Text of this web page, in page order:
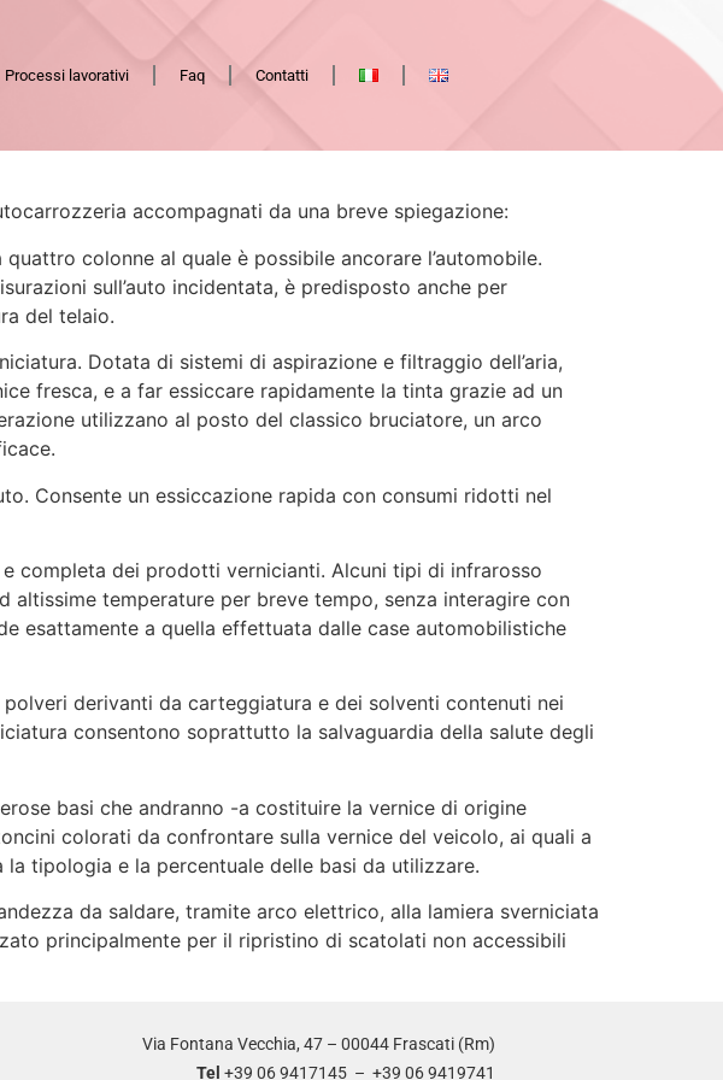
Processi lavorativi Faq Contatti
accompagnati da una breve spiegazione:
colonne al quale è possibile ancorare l’automobile.
sull’auto incidentata, è predisposto anche per
del telaio.
Dotata di sistemi di aspirazione e filtraggio dell’aria,
fresca, e a far essiccare rapidamente la tinta grazie ad un
utilizzano al posto del classico bruciatore, un arco
Consente un essiccazione rapida con consumi ridotti nel
e completa dei prodotti vernicianti. Alcuni tipi di infrarosso
altissime temperature per breve tempo, senza interagire con
esattamente a quella effettuata dalle case automobilistiche
polveri derivanti da carteggiatura e dei solventi contenuti nei
consentono soprattutto la salvaguardia della salute degli
basi che andranno -a costituire la vernice di origine
colorati da confrontare sulla vernice del veicolo, ai quali a
tipologia e la percentuale delle basi da utilizzare.
da saldare, tramite arco elettrico, alla lamiera sverniciata
principalmente per il ripristino di scatolati non accessibili
Via Fontana Vecchia, 47 – 00044 Frascati (Rm)
Tel +39 06 9417145 – +39 06 9419741